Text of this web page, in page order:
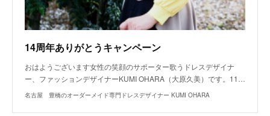
14周年ありがとうキャンペーン
おはようございます女性の笑顔のサポーター歌うドレスデザイナ
ー、ファッションデザイナーKUMI OHARA（大原久美）です。11…
名古屋 豊橋のオーダーメイド専門ドレスデザイナー KUMI OHARA